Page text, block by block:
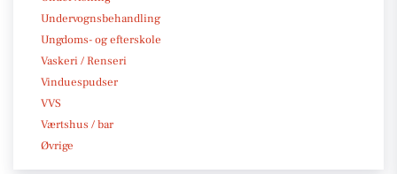
Undervognsbehandling
Ungdoms- og efterskole
Vaskeri / Renseri
Vinduespudser
VVS
Værtshus / bar
Øvrige